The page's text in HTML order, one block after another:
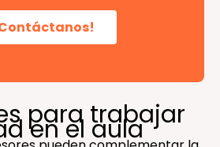
para trabajar
en el aula